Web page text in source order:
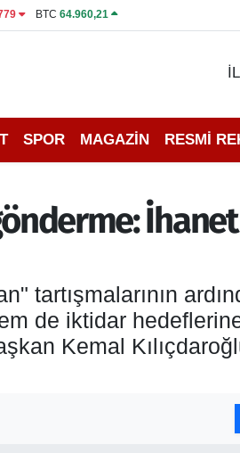
BTC 64.960,21
SPOR MAGAZİN RESMİ
tartışmalarının
de iktidar
Kemal